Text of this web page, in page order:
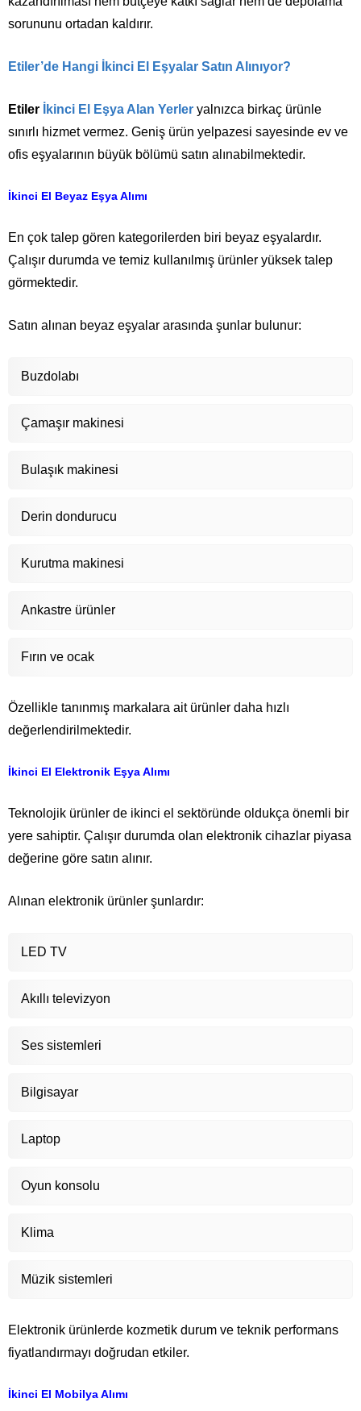
sorununu ortadan kaldırır.
Etiler’de Hangi İkinci El Eşyalar Satın Alınıyor?
Etiler İkinci El Eşya Alan Yerler yalnızca birkaç ürünle
sınırlı hizmet vermez. Geniş ürün yelpazesi sayesinde ev ve
ofis eşyalarının büyük bölümü satın alınabilmektedir.
İkinci El Beyaz Eşya Alımı
En çok talep gören kategorilerden biri beyaz eşyalardır.
Çalışır durumda ve temiz kullanılmış ürünler yüksek talep
görmektedir.
Satın alınan beyaz eşyalar arasında şunlar bulunur:
Buzdolabı
Çamaşır makinesi
Bulaşık makinesi
Derin dondurucu
Kurutma makinesi
Ankastre ürünler
Fırın ve ocak
Özellikle tanınmış markalara ait ürünler daha hızlı
değerlendirilmektedir.
İkinci El Elektronik Eşya Alımı
Teknolojik ürünler de ikinci el sektöründe oldukça önemli bir
yere sahiptir. Çalışır durumda olan elektronik cihazlar piyasa
değerine göre satın alınır.
Alınan elektronik ürünler şunlardır:
LED TV
Akıllı televizyon
Ses sistemleri
Bilgisayar
Laptop
Oyun konsolu
Klima
Müzik sistemleri
Elektronik ürünlerde kozmetik durum ve teknik performans
fiyatlandırmayı doğrudan etkiler.
İkinci El Mobilya Alımı